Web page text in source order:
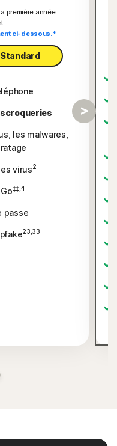
première année
ci-dessous.*
les malwares,
virus2
‡‡,4
passe
23,33